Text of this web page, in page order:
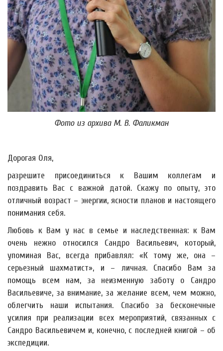
Фото из архива М. В. Фаликман
Дорогая Оля,
разрешите присоединиться к Вашим коллегам и
поздравить Вас с важной датой. Скажу по опыту, это
отличный возраст – энергии, ясности планов и настоящего
понимания себя.
Любовь к Вам у нас в семье и наследственная: к Вам
очень нежно относился Сандро Васильевич, который,
упоминая Вас, всегда прибавлял: «К тому же, она –
серьезный шахматист», и – личная. Спасибо Вам за
помощь всем нам, за неизменную заботу о Сандро
Васильевиче, за внимание, за желание всем, чем можно,
облегчить наши испытания. Спасибо за бесконечные
усилия при реализации всех мероприятий, связанных с
Сандро Васильевичем и, конечно, с последней книгой – об
экспедиции.